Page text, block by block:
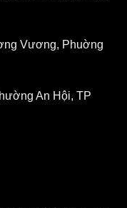
Vương, Phuờng
An Hội, TP